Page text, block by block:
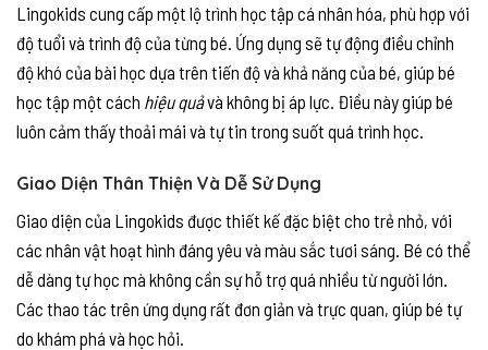
Lingokids cung cấp một lộ trình học tập cá nhân hóa, phù hợp với
độ tuổi và trình độ của từng bé. Ứng dụng sẽ tự động điều chỉnh
độ khó của bài học dựa trên tiến độ và khả năng của bé, giúp bé
học tập một cách hiệu quảvà không bị áp lực. Điều này giúp bé
luôn cảm thấy thoải mái và tự tin trong suốt quá trình học.
Giao Diện Thân Thiện Và Dễ Sử Dụng
Giao diện của Lingokids được thiết kế đặc biệt cho trẻ nhỏ, với
các nhân vật hoạt hình đáng yêu và màu sắc tươi sáng. Bé có thể
dễ dàng tự học mà không cần sự hỗ trợ quá nhiều từ người lớn.
Các thao tác trên ứng dụng rất đơn giản và trực quan, giúp bé tự
do khám phá và học hỏi.